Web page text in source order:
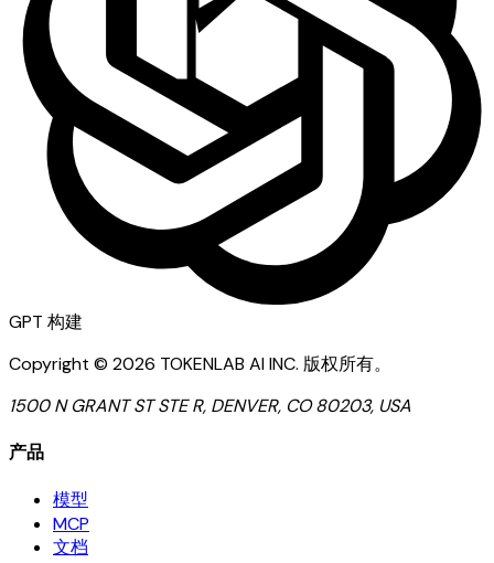
GPT 构建
Copyright © 2026 TOKENLAB AI INC. 版权所有。
1500 N GRANT ST STE R, DENVER, CO 80203, USA
产品
模型
MCP
文档